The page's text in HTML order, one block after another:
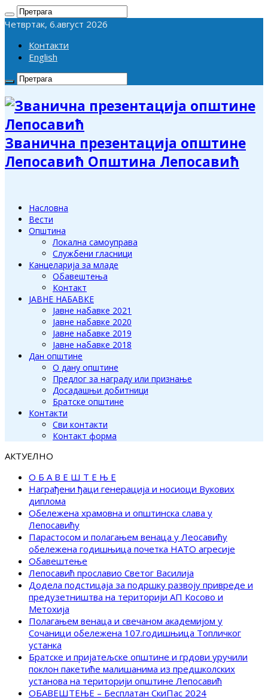
Четвртак, 6.август 2026
Контакти
English
Званична презентација општине
Лепосавић Општина Лепосавић
Насловна
Вести
Општина
Локална самоуправа
Службени гласници
Канцеларија за младе
Обавештења
Контакт
ЈАВНЕ НАБАВКЕ
Јавне набавке 2021
Јавне набавке 2020
Јавне набавке 2019
Јавне набавке 2018
Дан општине
О дану општине
Предлог за награду или признање
Досадашњи добитници
Братске општине
Контакти
Сви контакти
Контакт форма
АКТУЕЛНО
О Б А В Е Ш Т Е Њ Е
Награђени ђаци генерација и носиоци Вукових
диплома
Обележена храмовна и општинска слава у
Лепосавићу
Парастосом и полагањем венаца у Леосавићу
обележена годишњица почетка НАТО агресије
Обавештење
Лепосавић прославио Светог Василија
Додела подстицаја за подршку развоју привреде и
предузетништва на територији АП Косово и
Метохија
Полагањем венаца и свечаном академијом у
Сочаници обележена 107.годишњица Топличког
устанка
Братске и пријатељске општине и грдови уручили
поклон пакетиће малишанима из предшколских
установа на територији општине Лепосавић
ОБАВЕШТЕЊЕ – Бесплатан СкиПас 2024